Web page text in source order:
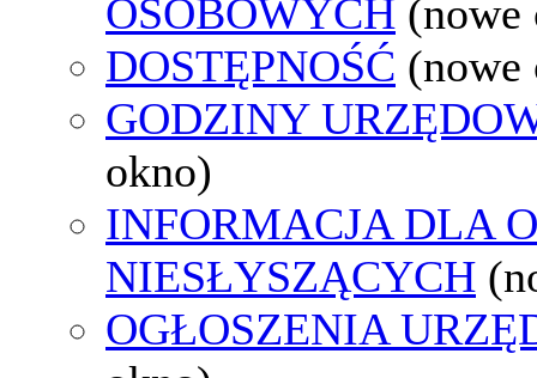
OSOBOWYCH (nowe
DOSTĘPNOŚĆ (nowe
GODZINY
okno)
INFORMACJA DLA
NIESŁYSZĄCYCH
OGŁOSZENIA